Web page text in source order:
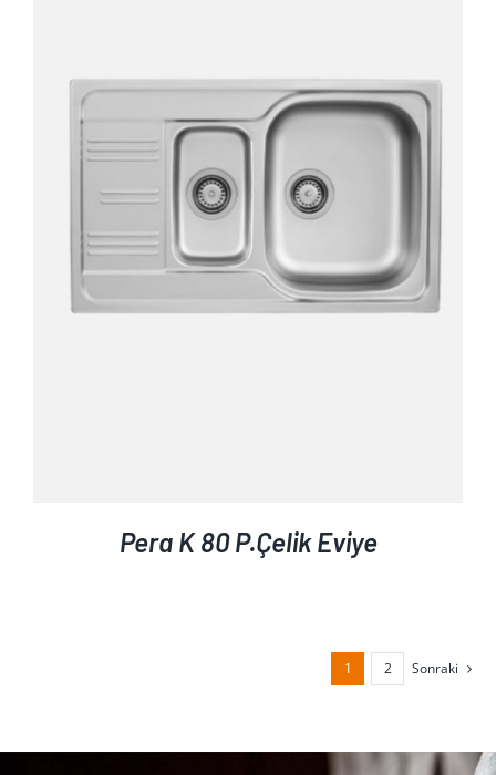
AYRINTILAR
Pera K 80 P.Çelik Eviye
1 2 Sonraki